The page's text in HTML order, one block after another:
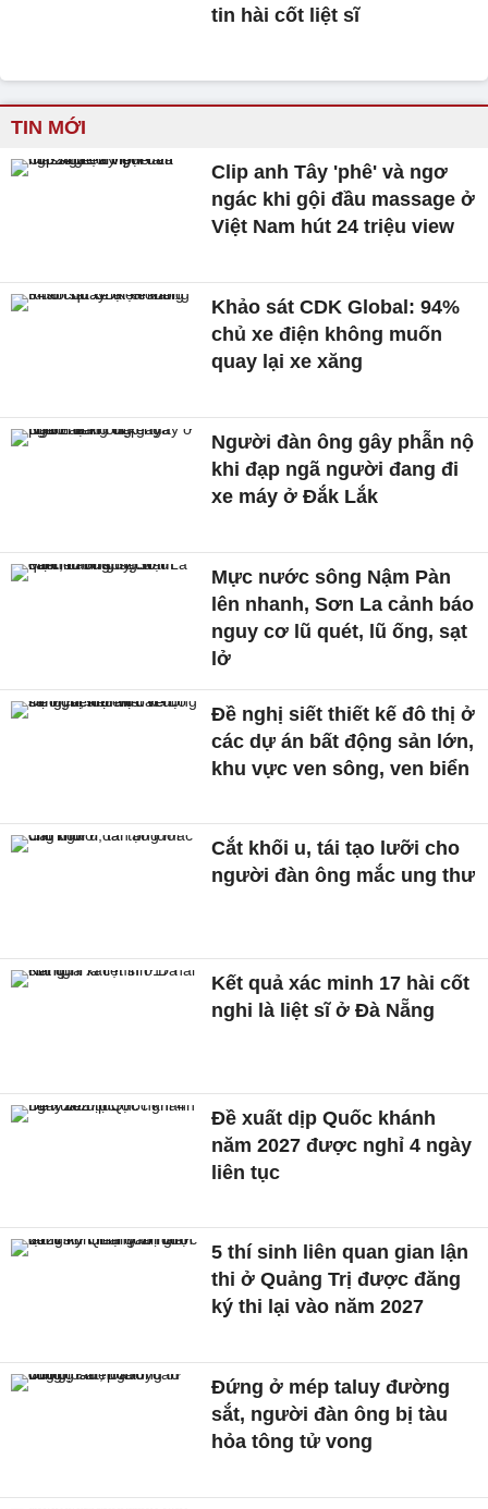
tin hài cốt liệt sĩ
TIN MỚI
Clip anh Tây 'phê' và ngơ
ngác khi gội đầu massage ở
Việt Nam hút 24 triệu view
Khảo sát CDK Global: 94%
chủ xe điện không muốn
quay lại xe xăng
Người đàn ông gây phẫn nộ
khi đạp ngã người đang đi
xe máy ở Đắk Lắk
Mực nước sông Nậm Pàn
lên nhanh, Sơn La cảnh báo
nguy cơ lũ quét, lũ ống, sạt
lở
Đề nghị siết thiết kế đô thị ở
các dự án bất động sản lớn,
khu vực ven sông, ven biển
Cắt khối u, tái tạo lưỡi cho
người đàn ông mắc ung thư
Kết quả xác minh 17 hài cốt
nghi là liệt sĩ ở Đà Nẵng
Đề xuất dịp Quốc khánh
năm 2027 được nghỉ 4 ngày
liên tục
5 thí sinh liên quan gian lận
thi ở Quảng Trị được đăng
ký thi lại vào năm 2027
Đứng ở mép taluy đường
sắt, người đàn ông bị tàu
hỏa tông tử vong